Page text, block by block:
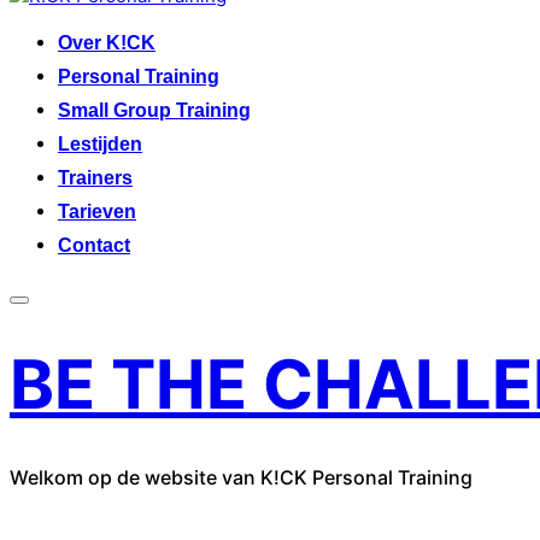
contentOver K!CK
Personal Training
Small Group Training
Lestijden
Trainers
Tarieven
Contact
Toggle
&
navigation
BE THE
Welkom op de website van K!CK Personal Training